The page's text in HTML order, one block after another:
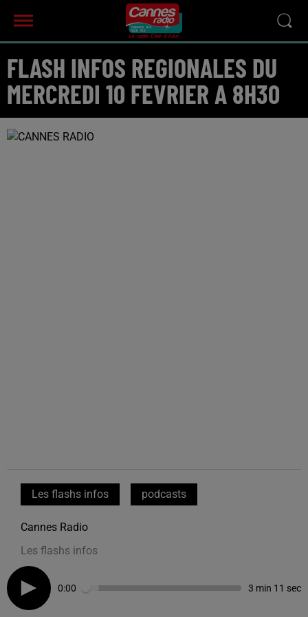
FLASH INFOS REGIONALES DU
MERCREDI 10 FEVRIER A 8H30
Les flashs infos podcasts
Cannes Radio
Les flashs infos
0:00 3 min 11 sec